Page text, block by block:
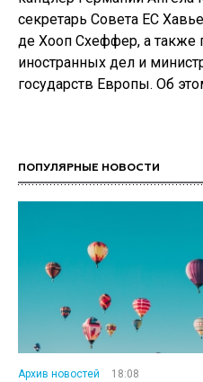
секретарь Совета ЕС
де Хооп Схеффер, а также
иностранных дел и
государств Европы. Об
ПОПУЛЯРНЫЕ НОВОСТИ
Архив новостей
18:08